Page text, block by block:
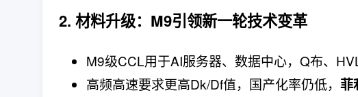
2. 材料升级：M9引领新一轮技术变革
M9级CCL用于AI服务器、数据中心，Q布、
高频高速要求更高Dk/Df值，国产化率仍低， 菲